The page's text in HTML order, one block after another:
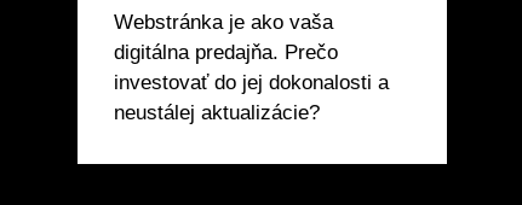
Webstránka je ako vaša
digitálna predajňa. Prečo
investovať do jej dokonalosti a
neustálej aktualizácie?